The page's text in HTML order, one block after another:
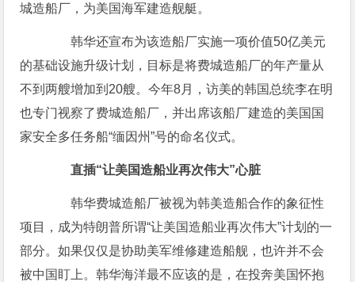
城造船厂，为美国海军建造舰艇。
韩华还宣布为该造船厂实施一项价值50亿美元
的基础设施升级计划，目标是将费城造船厂的年产量从
不到两艘增加到20艘。今年8月，访美的韩国总统李在明
也专门视察了费城造船厂，并出席该船厂建造的美国国
家安全多任务船“缅因州”号的命名仪式。
直插“让美国造船业再次伟大”心脏
韩华费城造船厂被视为韩美造船合作的象征性
项目，成为特朗普所谓“让美国造船业再次伟大”计划的一
部分。如果仅仅是协助美军维修建造船舰，也许并不会
被中国盯上。韩华海洋最不应该的是，在投奔美国怀抱